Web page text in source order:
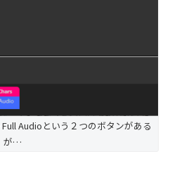
Audioという２つのボタンがある
が…